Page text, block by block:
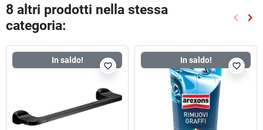
8 altri prodotti nella stessa
categoria:
keyboard_arrow_left keyboard_arrow_right
In saldo!
favorite_border
In saldo!
favorite_border